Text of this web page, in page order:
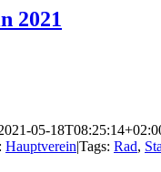
2021
05-
Hauptverein|Tags: Rad,